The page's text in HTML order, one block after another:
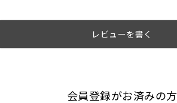
レビューを書く
会員登録がお済みの方